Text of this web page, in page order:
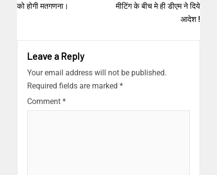
को होगी मतगणना।
मीटिंग के बीच मे ही डीएम ने दिये
आदेश !
Leave a Reply
Your email address will not be published.
Required fields are marked *
Comment *